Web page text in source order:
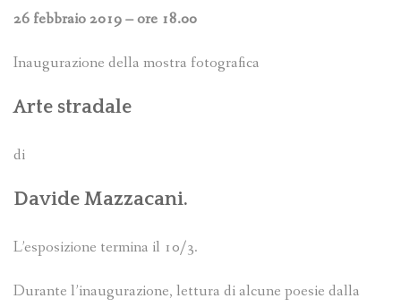
26 febbraio 2019 – ore 18.00
Inaugurazione della mostra fotografica
Arte stradale
di
Davide Mazzacani.
L’esposizione termina il 10/3.
Durante l’inaugurazione, lettura di alcune poesie dalla